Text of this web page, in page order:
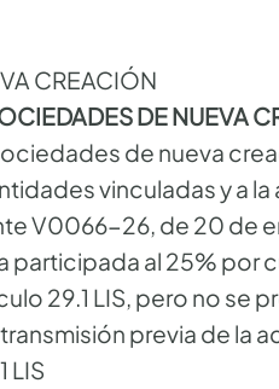
CREACIÓN
DE NUEVA
de nueva
vinculadas y a
V0066-26, de 20 de
participada al 25% por
29.1 LIS, pero no se
previa de la
LIS